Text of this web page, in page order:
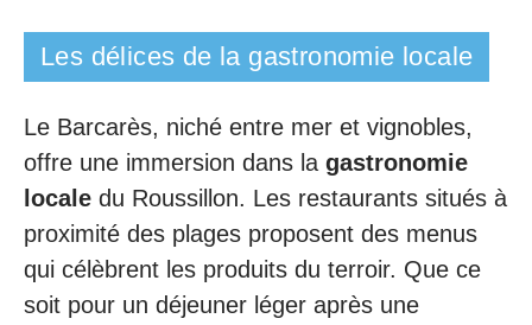
Les délices de la gastronomie locale
Le Barcarès, niché entre mer et vignobles,
offre une immersion dans la gastronomie
locale du Roussillon. Les restaurants situés à
proximité des plages proposent des menus
qui célèbrent les produits du terroir. Que ce
soit pour un déjeuner léger après une